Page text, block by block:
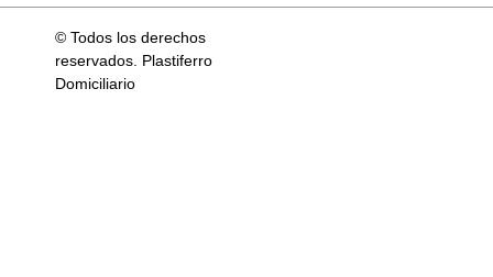
© Todos los derechos
reservados. Plastiferro
Domiciliario